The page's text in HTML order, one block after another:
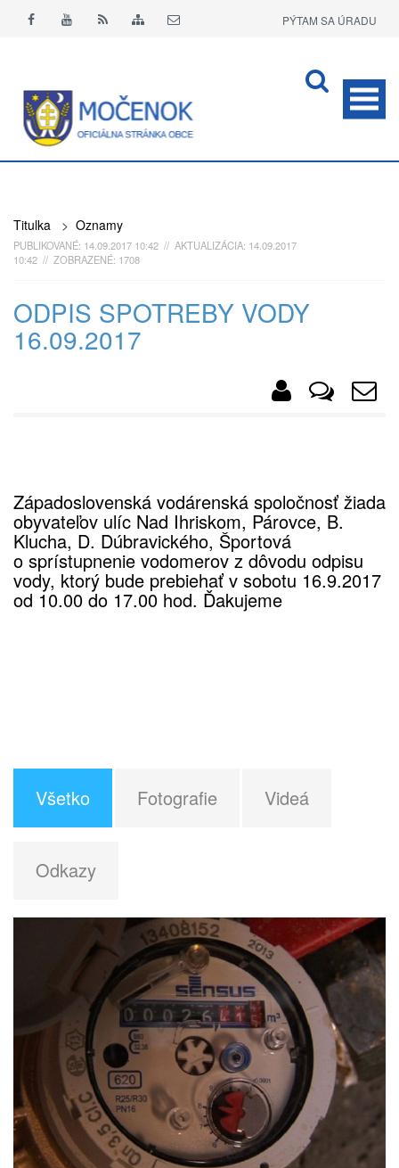
PÝTAM SA ÚRADU
Titulka > Oznamy
PUBLIKOVANÉ: 14.09.2017 10:42 // AKTUALIZÁCIA: 14.09.2017
10:42 // ZOBRAZENÉ: 1708
ODPIS SPOTREBY VODY
16.09.2017
Západoslovenská vodárenská spoločnosť žiada
obyvateľov ulíc Nad Ihriskom, Párovce, B.
Klucha, D. Dúbravického, Športová
o sprístupnenie vodomerov z dôvodu odpisu
vody, ktorý bude prebiehať v sobotu 16.9.2017
od 10.00 do 17.00 hod. Ďakujeme
Všetko Fotografie Videá
Odkazy